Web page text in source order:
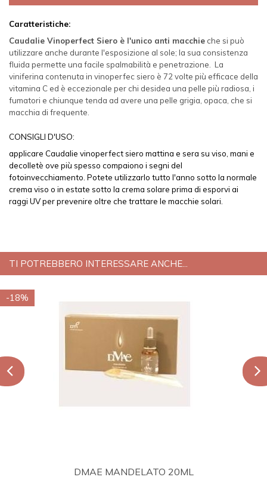
Caratteristiche:
Caudalie Vinoperfect Siero è l'unico anti macchie che si può
utilizzare anche durante l'esposizione al sole; la sua consistenza
fluida permette una facile spalmabilità e penetrazione. La
viniferina contenuta in vinoperfec siero è 72 volte più efficace della
vitamina C ed è eccezionale per chi desidea una pelle più radiosa, i
fumatori e chiunque tenda ad avere una pelle grigia, opaca, che si
macchia di frequente.
CONSIGLI D'USO:
applicare Caudalie vinoperfect siero mattina e sera su viso, mani e
decolletè ove più spesso compaiono i segni del
fotoinvecchiamento. Potete utilizzarlo tutto l'anno sotto la normale
crema viso o in estate sotto la crema solare prima di esporvi ai
raggi UV per prevenire oltre che trattare le macchie solari.
TI POTREBBERO INTERESSARE ANCHE...
DMAE MANDELATO 20ML
-18%